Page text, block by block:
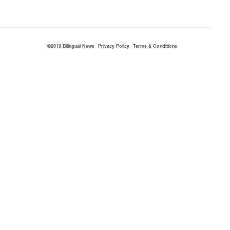
©2013 Bilingual News Privacy Policy Terms & Conditions